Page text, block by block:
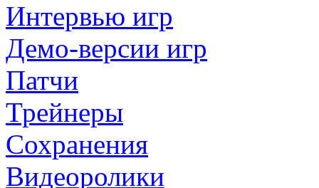
Интервью игр
Демо-версии игр
Патчи
Трейнеры
Сохранения
Видеоролики